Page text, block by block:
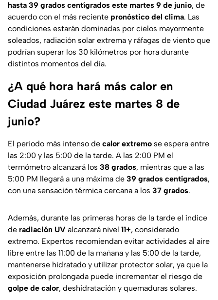
hasta 39 grados centígrados este martes 9 de junio, de
acuerdo con el más reciente pronóstico del clima. Las
condiciones estarán dominadas por cielos mayormente
soleados, radiación solar extrema y ráfagas de viento que
podrían superar los 30 kilómetros por hora durante
distintos momentos del día.
¿A qué hora hará más calor en
Ciudad Juárez este martes 8 de
junio?
El periodo más intenso de calor extremo se espera entre
las 2:00 y las 5:00 de la tarde. A las 2:00 PM el
termómetro alcanzará los 38 grados, mientras que a las
5:00 PM llegará a una máxima de 39 grados centígrados,
con una sensación térmica cercana a los 37 grados.
Además, durante las primeras horas de la tarde el índice
de radiación UV alcanzará nivel 11+, considerado
extremo. Expertos recomiendan evitar actividades al aire
libre entre las 11:00 de la mañana y las 5:00 de la tarde,
mantenerse hidratado y utilizar protector solar, ya que la
exposición prolongada puede incrementar el riesgo de
golpe de calor, deshidratación y quemaduras solares.